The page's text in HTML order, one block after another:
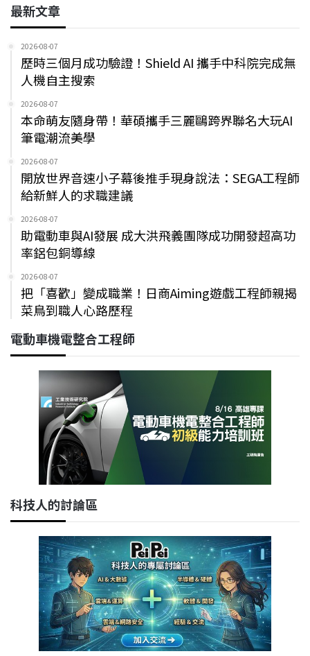
最新文章
2026-08-07
歷時三個月成功驗證！Shield AI 攜手中科院完成無
人機自主搜索
2026-08-07
本命萌友隨身帶！華碩攜手三麗鷗跨界聯名大玩AI
筆電潮流美學
2026-08-07
開放世界音速小子幕後推手現身說法：SEGA工程師
給新鮮人的求職建議
2026-08-07
助電動車與AI發展 成大洪飛義團隊成功開發超高功
率鋁包銅導線
2026-08-07
把「喜歡」變成職業！日商Aiming遊戲工程師親揭
菜鳥到職人心路歷程
電動車機電整合工程師
科技人的討論區